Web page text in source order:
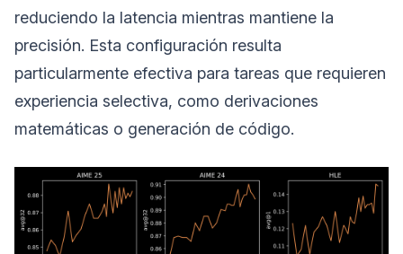
reduciendo la latencia mientras mantiene la
precisión. Esta configuración resulta
particularmente efectiva para tareas que requieren
experiencia selectiva, como derivaciones
matemáticas o generación de código.